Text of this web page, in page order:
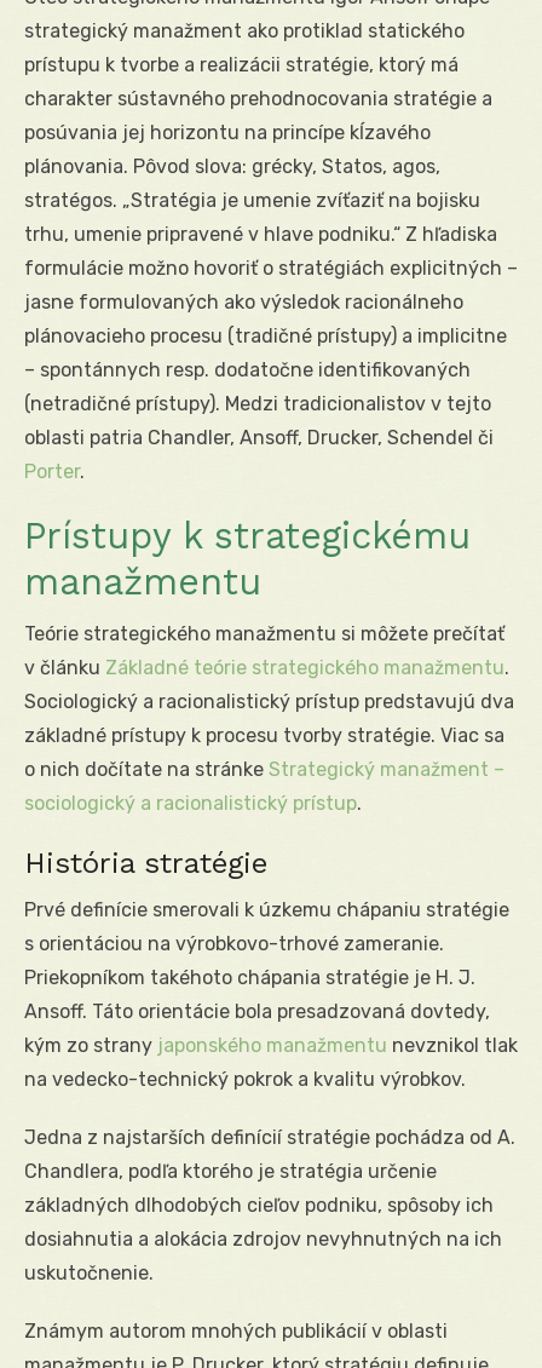
strategický manažment ako protiklad statického
prístupu k tvorbe a realizácii stratégie, ktorý má
charakter sústavného prehodnocovania stratégie a
posúvania jej horizontu na princípe kĺzavého
plánovania. Pôvod slova: grécky, Statos, agos,
stratégos. „Stratégia je umenie zvíťaziť na bojisku
trhu, umenie pripravené v hlave podniku.“ Z hľadiska
formulácie možno hovoriť o stratégiách explicitných –
jasne formulovaných ako výsledok racionálneho
plánovacieho procesu (tradičné prístupy) a implicitne
– spontánnych resp. dodatočne identifikovaných
(netradičné prístupy). Medzi tradicionalistov v tejto
oblasti patria Chandler, Ansoff, Drucker, Schendel či
Porter.
Prístupy k strategickému
manažmentu
Teórie strategického manažmentu si môžete prečítať
v článku Základné teórie strategického manažmentu.
Sociologický a racionalistický prístup predstavujú dva
základné prístupy k procesu tvorby stratégie. Viac sa
o nich dočítate na stránke Strategický manažment –
sociologický a racionalistický prístup.
História stratégie
Prvé definície smerovali k úzkemu chápaniu stratégie
s orientáciou na výrobkovo-trhové zameranie.
Priekopníkom takéhoto chápania stratégie je H. J.
Ansoff. Táto orientácie bola presadzovaná dovtedy,
kým zo strany japonského manažmentu nevznikol tlak
na vedecko-technický pokrok a kvalitu výrobkov.
Jedna z najstarších definícií stratégie pochádza od A.
Chandlera, podľa ktorého je stratégia určenie
základných dlhodobých cieľov podniku, spôsoby ich
dosiahnutia a alokácia zdrojov nevyhnutných na ich
uskutočnenie.
Známym autorom mnohých publikácií v oblasti